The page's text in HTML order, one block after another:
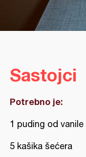
Sastojci
Potrebno je:
1 puding od vanile
5 kašika šećera